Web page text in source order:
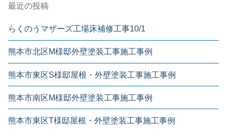
最近の投稿
らくのうマザーズ工場床補修工事10/1
熊本市北区M様邸外壁塗装工事施工事例
熊本市東区S様邸屋根・外壁塗装工事施工事例
熊本市南区M様邸外壁塗装工事施工事例
熊本市東区T様邸屋根・外壁塗装工事施工事例